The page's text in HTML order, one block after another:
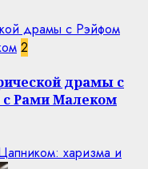
драмы с Рэйфом
2
драмы с
Рами Малеком
харизма и